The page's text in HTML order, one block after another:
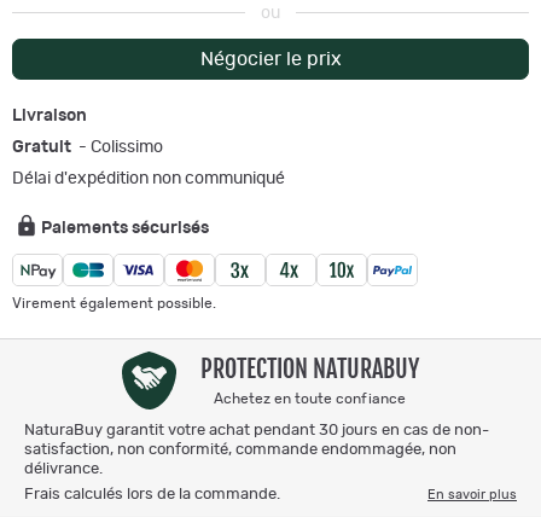
ou
Négocier le prix
Livraison
Gratuit - Colissimo
Délai d'expédition non communiqué
Paiements sécurisés
Virement également possible.
PROTECTION NATURABUY
Achetez en toute confiance
NaturaBuy garantit votre achat pendant 30 jours en cas de non-
satisfaction, non conformité, commande endommagée, non
délivrance.
Frais calculés lors de la commande.
En savoir plus